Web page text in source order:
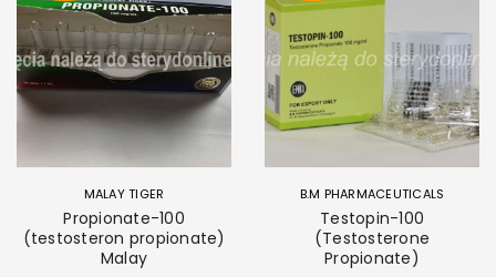
MALAY TIGER
Propionate-100
(testosteron propionate)
Malay
B.M PHARMACEUTICALS
Testopin-100
(Testosterone
Propionate)